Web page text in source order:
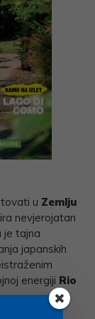
u Zemlju
nevjerojatan
je tajna
japanskih
energiji Rio